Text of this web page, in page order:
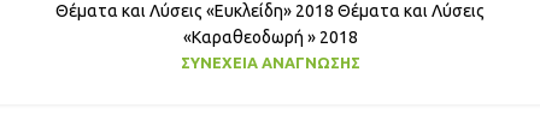
Θέματα και Λύσεις «Ευκλείδη» 2018 Θέματα και Λύσεις
«Καραθεοδωρή » 2018
ΣΥΝΈΧΕΙΑ ΑΝΆΓΝΩΣΗΣ